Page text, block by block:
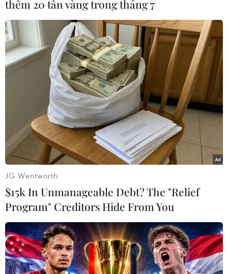
#Hàn Quốc #Thành phố Daegu
#Binh sỹ Hàn Quốc
#COVID-19
#Virus corona Hàn Quốc
Theo dõi VietnamPlus
TIN LIÊN QUAN
thêm 20 tấn vàng trong tháng 7
JG Wentworth
$15k In Unmanageable Debt? The "Relief
Program" Creditors Hide From You